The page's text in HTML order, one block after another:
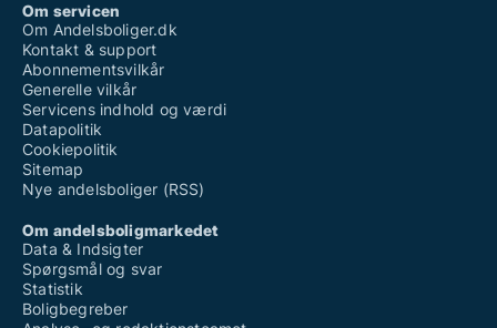
Om servicen
Om Andelsboliger.dk
Kontakt & support
Abonnementsvilkår
Generelle vilkår
Servicens indhold og værdi
Datapolitik
Cookiepolitik
Sitemap
Nye andelsboliger (RSS)
Om andelsboligmarkedet
Data & Indsigter
Spørgsmål og svar
Statistik
Boligbegreber